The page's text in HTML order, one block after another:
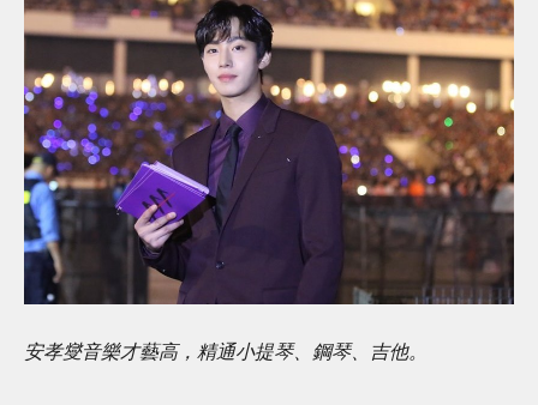
安孝燮音樂才藝高，精通小提琴、鋼琴、吉他。